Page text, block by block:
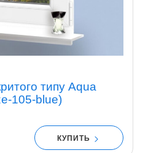
типу Aqua
105-blue)
КУПИТЬ